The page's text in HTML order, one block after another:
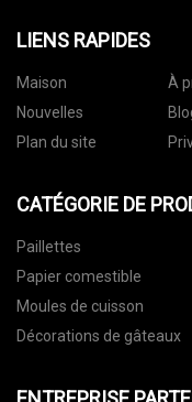
LIENS RAPIDES
Maison À
Nouvelles
Plan du site
CATÉGORIE DE
Paillettes
Papier comestible
Moules de cuisson
Décorations de gâteaux